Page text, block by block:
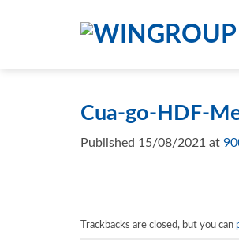
Cua-go-HDF-
Published 15/08/2021 at
Trackbacks are closed, but you can